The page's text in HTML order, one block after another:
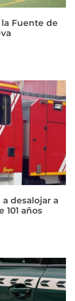
Fuente de
desalojar a
años